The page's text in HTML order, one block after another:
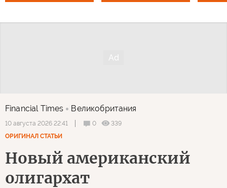
Financial Times Великобритания
10 августа 2026 22:41 0
339
ОРИГИНАЛ СТАТЬИ
Новый американский
олигархат